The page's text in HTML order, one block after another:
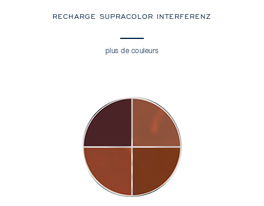
RECHARGE SUPRACOLOR INTERFERENZ
plus de couleurs